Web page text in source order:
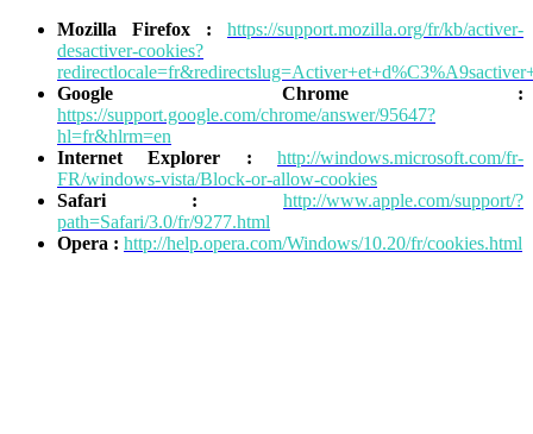
Mozilla Firefox :
https://support.mozilla.org/fr/kb/activer-
desactiver-cookies?
Google Chrome :
https://support.google.com/chrome/answer/95647?
hl=fr&hlrm=en
Internet Explorer :
http://windows.microsoft.com/fr-
FR/windows-vista/Block-or-allow-cookies
Safari :
http://www.apple.com/support/?
path=Safari/3.0/fr/9277.html
Opera : http://help.opera.com/Windows/10.20/fr/cookies.html